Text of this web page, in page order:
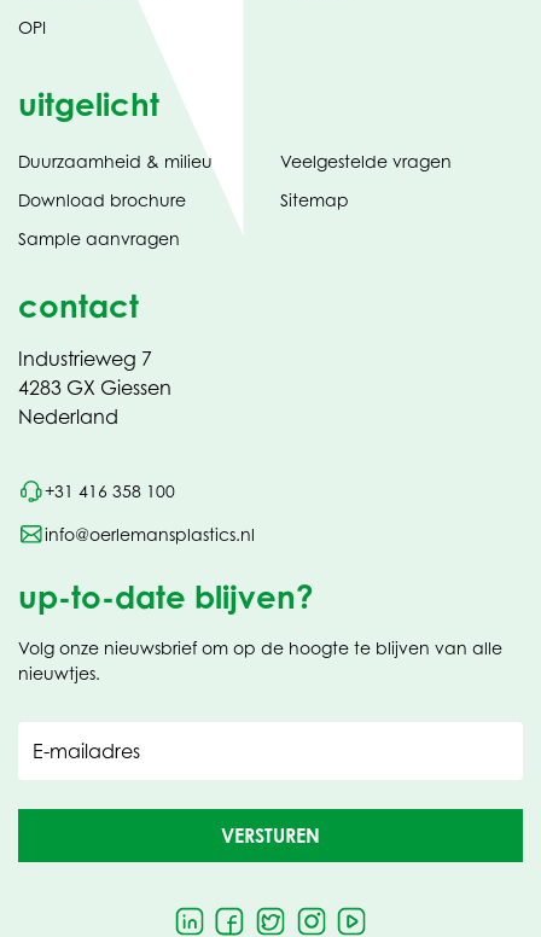
OPI
uitgelicht
Duurzaamheid & milieu
Download brochure(opent
tabblad)
Sample aanvragen
Veelgestelde vragen
Sitemap
contact
Industrieweg 7
4283 GX Giessen
Nederland
+31 416 358 100
info@oerlemansplastics.nl
up-to-date blijven?
Volg onze nieuwsbrief om op de hoogte te blijven van alle
nieuwtjes.
E-mailadres
VERSTUREN